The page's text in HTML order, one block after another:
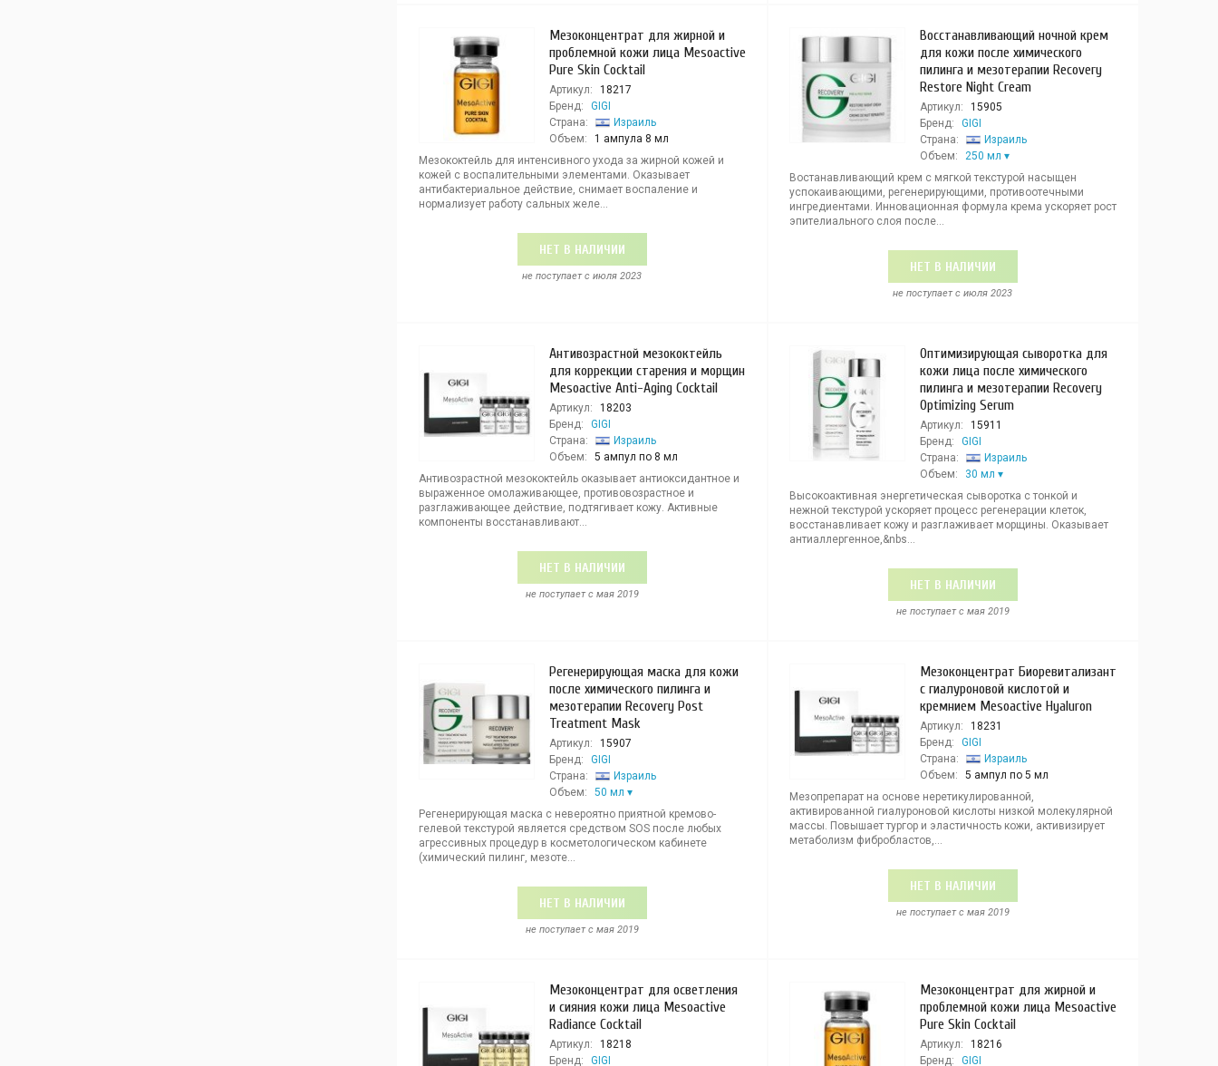
Мезоконцентрат для жирной и
проблемной кожи лица Mesoactive
Pure Skin Cocktail
Артикул:
18217
Бренд:
GIGI
Страна:
Израиль
Объем:
1 ампула 8 мл
Мезококтейль для интенсивного ухода за жирной кожей и
кожей с воспалительными элементами. Оказывает
антибактериальное действие, снимает воспаление и
нормализует работу сальных желе...
НЕТ В НАЛИЧИИ
не поступает c июля 2023
Восстанавливающий ночной крем
для кожи после химического
пилинга и мезотерапии Recovery
Restore Night Cream
Артикул:
15905
Бренд:
GIGI
Страна:
Израиль
Объем:
250 мл
Востанавливающий крем с мягкой текстурой насыщен
успокаивающими, регенерирующими, противоотечными
ингредиентами. Инновационная формула крема ускоряет рост
эпителиального слоя после...
НЕТ В НАЛИЧИИ
не поступает c июля 2023
Антивозрастной мезококтейль
для коррекции старения и морщин
Mesoactive Anti-Aging Cocktail
Артикул:
18203
Бренд:
GIGI
Страна:
Израиль
Объем:
5 ампул по 8 мл
Антивозрастной мезококтейль оказывает антиоксидантное и
выраженное омолаживающее, противовозрастное и
разглаживающее действие, подтягивает кожу. Активные
компоненты восстанавливают...
НЕТ В НАЛИЧИИ
не поступает c мая 2019
Оптимизирующая сыворотка для
кожи лица после химического
пилинга и мезотерапии Recovery
Optimizing Serum
Артикул:
15911
Бренд:
GIGI
Страна:
Израиль
Объем:
30 мл
Высокоактивная энергетическая сыворотка с тонкой и
нежной текстурой ускоряет процесс регенерации клеток,
восстанавливает кожу и разглаживает морщины. Оказывает
антиаллергенное,&nbs...
НЕТ В НАЛИЧИИ
не поступает c мая 2019
Регенерирующая маска для кожи
после химического пилинга и
мезотерапии Recovery Post
Treatment Mask
Артикул:
15907
Бренд:
GIGI
Страна:
Израиль
Объем:
50 мл
Регенерирующая маска с невероятно приятной кремово-
гелевой текстурой является средством SOS после любых
агрессивных процедур в косметологическом кабинете
(химический пилинг, мезоте...
НЕТ В НАЛИЧИИ
не поступает c мая 2019
Мезоконцентрат Биоревитализант
с гиалуроновой кислотой и
кремнием Mesoactive Hyaluron
Артикул:
18231
Бренд:
GIGI
Страна:
Израиль
Объем:
5 ампул по 5 мл
Мезопрепарат на основе неретикулированной,
активированной гиалуроновой кислоты низкой молекулярной
массы. Повышает тургор и эластичность кожи, активизирует
метаболизм фибробластов,...
НЕТ В НАЛИЧИИ
не поступает c мая 2019
Мезоконцентрат для осветления
и сияния кожи лица Mesoactive
Radiance Cocktail
Артикул:
18218
Бренд:
GIGI
Мезоконцентрат для жирной и
проблемной кожи лица Mesoactive
Pure Skin Cocktail
Артикул:
18216
Бренд:
GIGI